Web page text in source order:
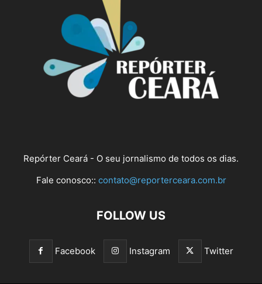
Repórter Ceará - O seu jornalismo de todos os dias.
Fale conosco:: contato@reporterceara.com.br
FOLLOW US
Facebook Instagram Twitter